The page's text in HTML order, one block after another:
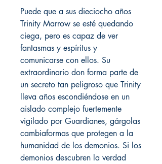
Puede que a sus dieciocho años
Trinity Marrow se esté quedando
ciega, pero es capaz de ver
fantasmas y espíritus y
comunicarse con ellos. Su
extraordinario don forma parte de
un secreto tan peligroso que Trinity
lleva años escondiéndose en un
aislado complejo fuertemente
vigilado por Guardianes, gárgolas
cambiaformas que protegen a la
humanidad de los demonios. Si los
demonios descubren la verdad